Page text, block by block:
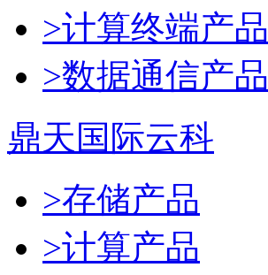
>计算终端产品
>数据通信产品
鼎天国际云科
>存储产品
>计算产品